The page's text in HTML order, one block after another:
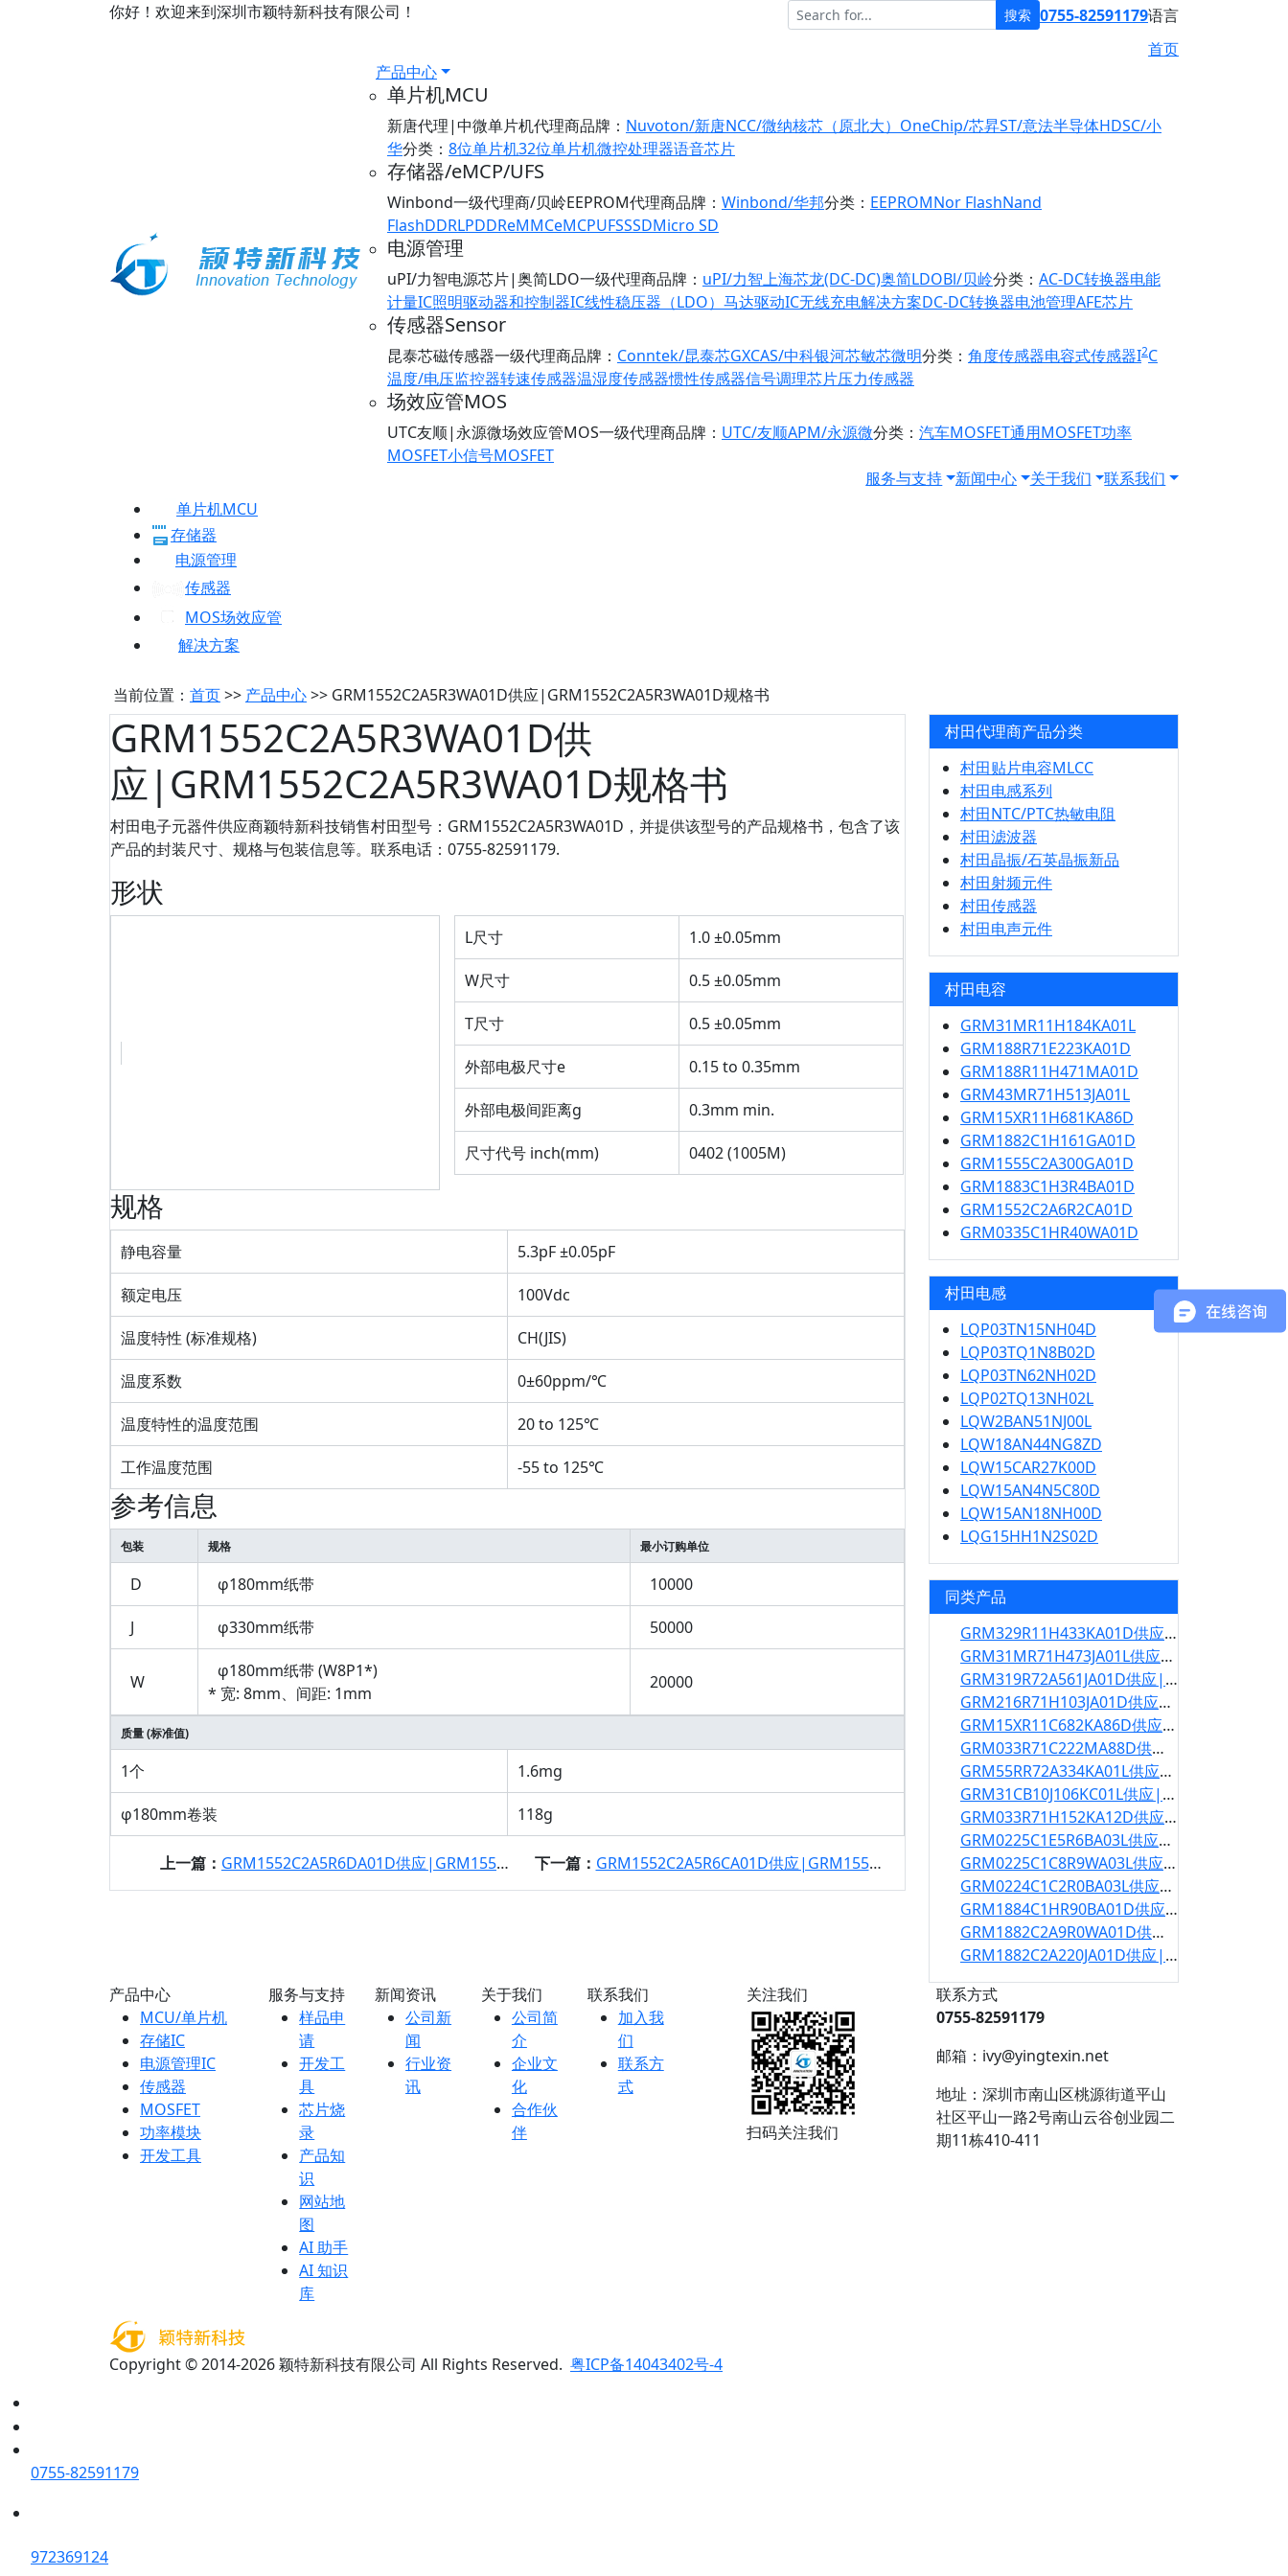
你好！欢迎来到深圳市颖特新科技有限公司！ 搜索 0755-82591179语言
首页
产品中心
单片机MCU
新唐代理|中微单片机代理商品牌： Nuvoton/新唐NCC/微纳核芯（原北大） OneChip/芯昇ST/意法半导体HDSC/小
华分类： 8位单片机32位单片机微控处理器语音芯片
存储器/eMCP/UFS
Winbond一级代理商/贝岭EEPROM代理商品牌： Winbond/华邦分类： EEPROMNor FlashNand
FlashDDRLPDDReMMCeMCPUFSSSDMicro SD
电源管理
uPI/力智电源芯片|奥简LDO一级代理商品牌： uPI/力智上海芯龙(DC-DC)奥简LDOBl/贝岭分类： AC-DC转换器电能
计量IC照明驱动器和控制器IC线性稳压器（LDO） 马达驱动IC无线充电解决方案DC-DC转换器电池管理AFE芯片
传感器Sensor
昆泰芯磁传感器一级代理商品牌： Conntek/昆泰芯GXCAS/中科银河芯敏芯微明分类： 角度传感器电容式传感器I2C
温度/电压监控器转速传感器温湿度传感器惯性传感器信号调理芯片压力传感器
场效应管MOS
UTC友顺|永源微场效应管MOS一级代理商品牌： UTC/友顺APM/永源微分类： 汽车MOSFET通用MOSFET功率
MOSFET小信号MOSFET
服务与支持
新闻中心 关于我们
联系我们
单片机MCU
存储器
电源管理
传感器
MOS场效应管
解决方案
当前位置： 首页>> 产品中心>> GRM1552C2A5R3WA01D供应|GRM1552C2A5R3WA01D规格书
GRM1552C2A5R3WA01D供
应|GRM1552C2A5R3WA01D规格书
村田电子元器件供应商颖特新科技销售村田型号：GRM1552C2A5R3WA01D，并提供该型号的产品规格书，包含了该
产品的封装尺寸、规格与包装信息等。联系电话：0755-82591179.
形状
L尺寸 1.0 ±0.05mm
W尺寸 0.5 ±0.05mm
T尺寸 0.5 ±0.05mm
外部电极尺寸e 0.15 to 0.35mm
外部电极间距离g 0.3mm min.
尺寸代号 inch(mm) 0402 (1005M)
规格
静电容量 5.3pF ±0.05pF
额定电压 100Vdc
温度特性 (标准规格) CH(JIS)
温度系数 0±60ppm/℃
温度特性的温度范围 20 to 125℃
工作温度范围 -55 to 125℃
参考信息
包装 规格 最小订购单位
D φ180mm纸带 10000
J φ330mm纸带 50000
W
φ180mm纸带 (W8P1*)
* 宽: 8mm、间距: 1mm
20000
质量 (标准值)
1个 1.6mg
φ180mm卷装 118g
上一篇： GRM1552C2A5R6DA01D供应|GRM1552C2A5R6DA01D规格书 下一篇： GRM1552C2A5R6CA01D供应|GRM1552C2A5R6CA01D规格书
村田代理商产品分类
村田贴片电容MLCC
村田电感系列
村田NTC/PTC热敏电阻
村田滤波器
村田晶振/石英晶振新品
村田射频元件
村田传感器
村田电声元件
村田电容
GRM31MR11H184KA01L
GRM188R71E223KA01D
GRM188R11H471MA01D
GRM43MR71H513JA01L
GRM15XR11H681KA86D
GRM1882C1H161GA01D
GRM1555C2A300GA01D
GRM1883C1H3R4BA01D
GRM1552C2A6R2CA01D
GRM0335C1HR40WA01D
村田电感
LQP03TN15NH04D
LQP03TQ1N8B02D
LQP03TN62NH02D
LQP02TQ13NH02L
LQW2BAN51NJ00L
LQW18AN44NG8ZD
LQW15CAR27K00D
LQW15AN4N5C80D
LQW15AN18NH00D
LQG15HH1N2S02D
同类产品
GRM329R11H433KA01D供应|GRM329R11H433KA01D规格书
GRM31MR71H473JA01L供应|GRM31MR71H473JA01L规格书
GRM319R72A561JA01D供应|GRM319R72A561JA01D规格书
GRM216R71H103JA01D供应|GRM216R71H103JA01D规格书
GRM15XR11C682KA86D供应|GRM15XR11C682KA86D规格书
GRM033R71C222MA88D供应|GRM033R71C222MA88D规格书
GRM55RR72A334KA01L供应|GRM55RR72A334KA01L规格书
GRM31CB10J106KC01L供应|GRM31CB10J106KC01L规格书
GRM033R71H152KA12D供应|GRM033R71H152KA12D规格书
GRM0225C1E5R6BA03L供应|GRM0225C1E5R6BA03L规格书
GRM0225C1C8R9WA03L供应|GRM0225C1C8R9WA03L规格书
GRM0224C1C2R0BA03L供应|GRM0224C1C2R0BA03L规格书
GRM1884C1HR90BA01D供应|GRM1884C1HR90BA01D规格书
GRM1882C2A9R0WA01D供应|GRM1882C2A9R0WA01D规格书
GRM1882C2A220JA01D供应|GRM1882C2A220JA01D规格书
产品中心
MCU/单片机
存储IC
电源管理IC
传感器
MOSFET
功率模块
开发工具
服务与支持
样品申
请
开发工
具
芯片烧
录
产品知
识
网站地
图
AI 助手
AI 知识
库
新闻资讯
公司新
闻
行业资
讯
关于我们
公司简
介
企业文
化
合作伙
伴
联系我们
加入我
们
联系方
式
关注我们
扫码关注我们
联系方式
0755-82591179
邮箱：ivy@yingtexin.net
地址：深圳市南山区桃源街道平山
社区平山一路2号南山云谷创业园二
期11栋410-411
Copyright © 2014-2026 颖特新科技有限公司 All Rights Reserved. 粤ICP备14043402号-4
0755-82591179
972369124